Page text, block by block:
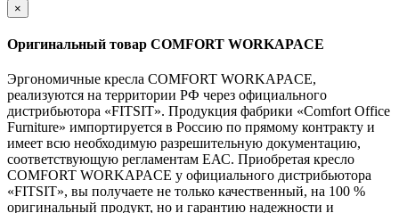
×
Оригинальный товар COMFORT WORKAPACE
Эргономичные кресла COMFORT WORKAPACE,
реализуются на территории РФ через официального
дистрибьютора «FITSIT». Продукция фабрики «Comfort Office
Furniture» импортируется в Россию по прямому контракту и
имеет всю необходимую разрешительную документацию,
соответствующую регламентам ЕАС. Приобретая кресло
COMFORT WORKAPACE у официального дистрибьютора
«FITSIT», вы получаете не только качественный, на 100 %
оригинальный продукт, но и гарантию надежности и